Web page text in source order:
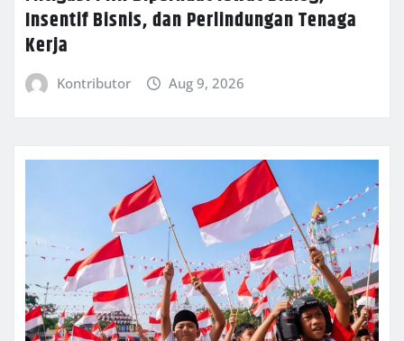
Insentif Bisnis, dan Perlindungan Tenaga
Kerja
Kontributor Aug 9, 2026